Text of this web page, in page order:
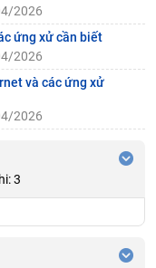
2026
ứng xử cần biết
2026
và các ứng xử
2026
3